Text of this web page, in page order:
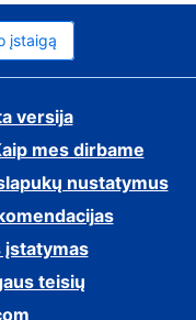
įstaigą
versija
mes dirbame
nustatymus
įstatymas
teisių